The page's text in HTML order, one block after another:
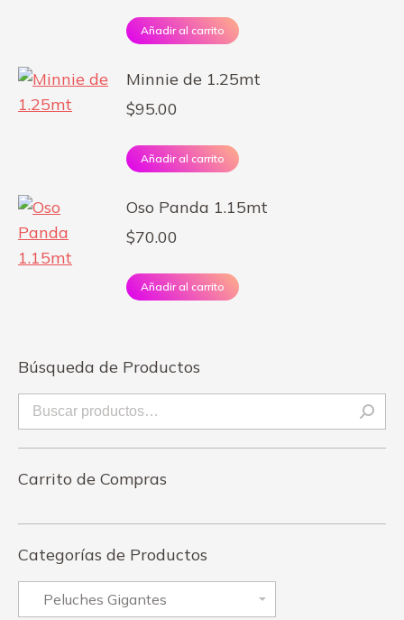
Añadir al carrito
Minnie de 1.25mt
$95.00
Añadir al carrito
Oso Panda 1.15mt
$70.00
Añadir al carrito
Búsqueda de Productos
Carrito de Compras
Categorías de Productos